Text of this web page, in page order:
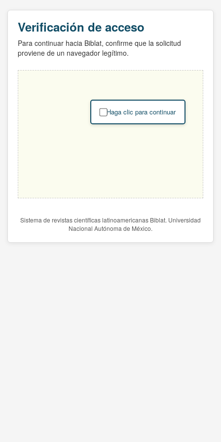
Verificación de acceso
Para continuar hacia Biblat, confirme que la solicitud
proviene de un navegador legítimo.
Haga clic para continuar
Sistema de revistas científicas latinoamericanas Biblat. Universidad
Nacional Autónoma de México.